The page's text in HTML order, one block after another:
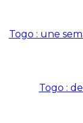
Togo : une
Togo :